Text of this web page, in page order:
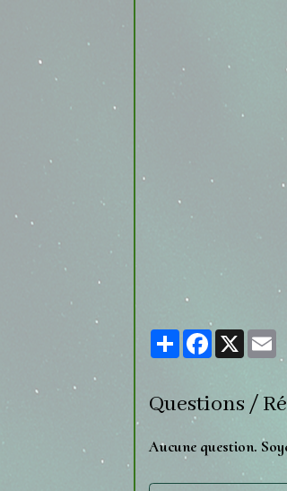
PartagerFacebook
X
Questions /
Aucune question.